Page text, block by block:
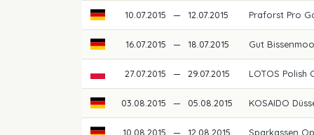
10.07.2015 — 12.07.2015 Praforst Pro
16.07.2015 — 18.07.2015 Gut
27.07.2015 — 29.07.2015 LOTOS Polish
03.08.2015 — 05.08.2015 KOSAIDO
10.08.2015 — 12.08.2015 Sparkassen